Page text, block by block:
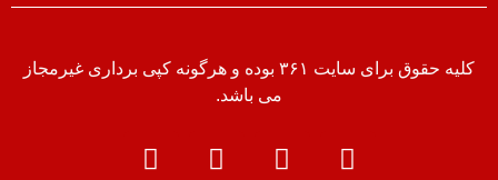
کلیه حقوق برای سایت ۳۶۱ بوده و هرگونه کپی برداری غیرمجاز
می باشد.